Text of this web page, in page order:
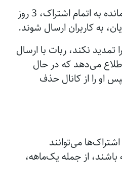
اعلان ها میتوانند 5 روز مانده به اتمام اشتراک، 3 روز
تمدید نکند، ربات با ارسال
می‌دهد که در حال
او را از کانال حذف
اشتراک‌ها می‌توانند
از جمله یک‌ماهه،